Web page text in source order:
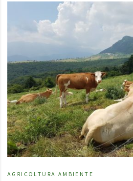
AGRICOLTURA AMBIENTE